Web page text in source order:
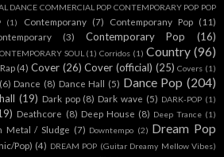
DANCE COMMERCIAL POP CONTEMPORARY POP POP
(1) Contemporany (7) Contemporany Pop (11)
(3) Contemporary Pop
(16)
SOUL (1) Corridos (1) Country (96)
(4) Cover (26) Cover (official) (25) Covers (1)
(6) Dance (8) Dance Hall (5) Dance Pop (204)
(19) Dark pop (8) Dark wave (5) DARK-POP (1)
Deathcore (8) Deep House (8) Deep Trance (1)
Metal / Sludge (7) Downtempo (2) Dream Pop
Pop) (4) DREAM POP (Guitar Dreamy Mellow Vibes)